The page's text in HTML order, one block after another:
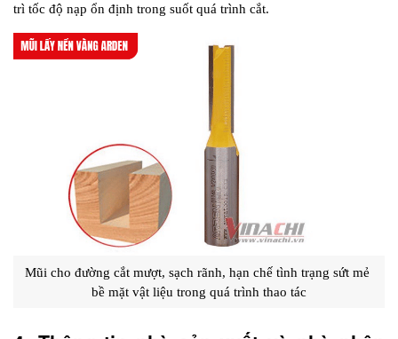
trì tốc độ nạp ổn định trong suốt quá trình cắt.
Mũi cho đường cắt mượt, sạch rãnh, hạn chế tình trạng sứt mẻ
bề mặt vật liệu trong quá trình thao tác